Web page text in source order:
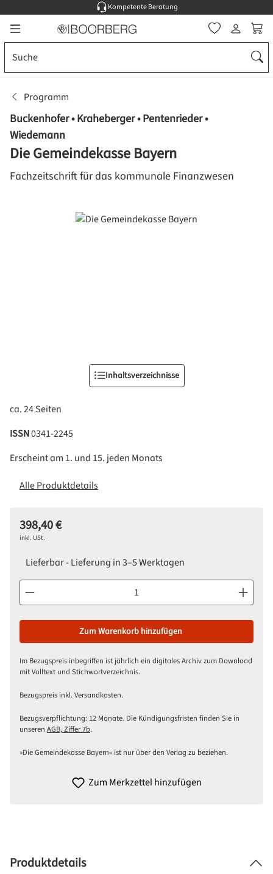
Zum Hauptinhalt springen
Kompetente Beratung
Programm
Buckenhofer • Kraheberger • Pentenrieder •
Wiedemann
Die Gemeindekasse Bayern
Fachzeitschrift für das kommunale Finanzwesen
Bildergalerie überspringen
Inhaltsverzeichnisse
ca. 24 Seiten
ISSN0341-2245
Erscheint am 1. und 15. jeden Monats
Alle Produktdetails
Regulärer Preis:
398,40 €
inkl. USt.
Lieferbar - Lieferung in 3–5 Werktagen
Produkt Anzahl: Gib den gewünschten Wert ein oder
Zum Warenkorb hinzufügen
Im Bezugspreis inbegriffen ist jährlich ein digitales Archiv zum Download
mit Volltext und Stichwortverzeichnis.
Bezugspreis inkl. Versandkosten.
Bezugsverpflichtung: 12 Monate. Die Kündigungsfristen finden Sie in
unseren AGB, Ziffer 7b.
»Die Gemeindekasse Bayern« ist nur über den Verlag zu beziehen.
Zum Merkzettel hinzufügen
Produktdetails